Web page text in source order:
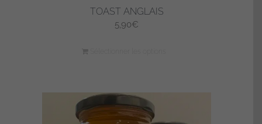
TOAST ANGLAIS
5,90€